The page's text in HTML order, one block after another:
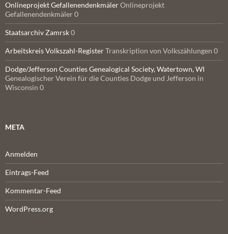
Onlineprojekt GefallenendenkmälerOnlineprojekt
Gefallenendenkmäler 0
Staatsarchiv Zamrsk0
Arbeitskreis Volkszahl-RegisterTranskription von Volkszählungen 0
Dodge/Jefferson Counties Genealogical Society, Watertown, WI
Genealogischer Verein für die Counties Dodge und Jefferson in
Wisconsin 0
META
Anmelden
Eintrags-Feed
Kommentar-Feed
WordPress.org